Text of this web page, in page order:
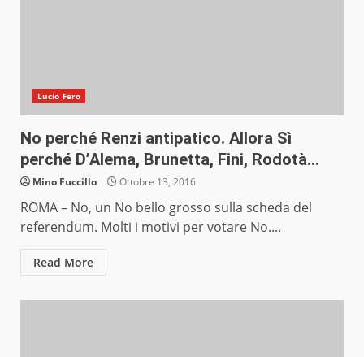
Lucio Fero
No perché Renzi antipatico. Allora Sì
perché D’Alema, Brunetta, Fini, Rodotà…
Mino Fuccillo Ottobre 13, 2016
ROMA – No, un No bello grosso sulla scheda del
referendum. Molti i motivi per votare No....
Read More